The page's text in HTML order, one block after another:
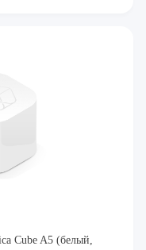
Cube A5 (белый,